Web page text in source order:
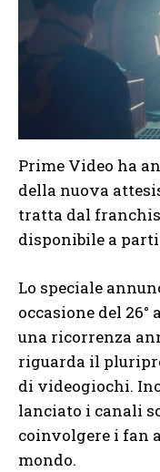
Prime Video ha
della nuova
tratta dal
disponibile a
Lo speciale
occasione del
una ricorrenza
riguarda il
di videogiochi.
lanciato i canali
coinvolgere i fan
mondo.